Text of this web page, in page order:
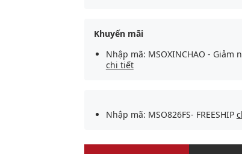
Khuyến mãi
Nhập mã: MSOXINCHAO - Giảm
chi tiết
Nhập mã: MSO826FS- FREESHIP